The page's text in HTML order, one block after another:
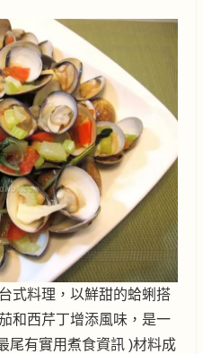
式料理，以鮮甜的蛤蜊搭
和西芹丁增添風味，是一
尾有實用煮食資訊 )材料成